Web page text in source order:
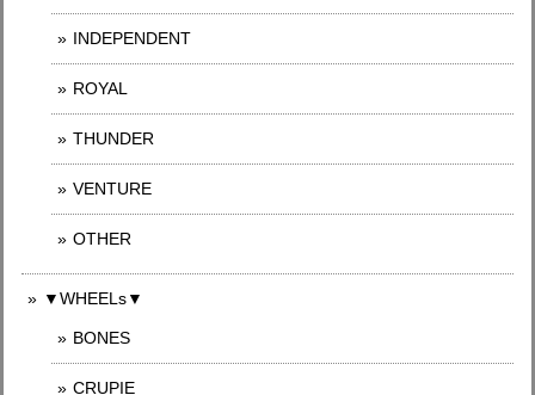
INDEPENDENT
ROYAL
THUNDER
VENTURE
OTHER
▼WHEELs▼
BONES
CRUPIE